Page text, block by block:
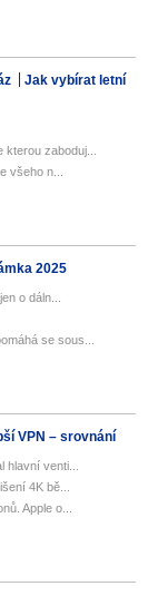
Jak vybírat letní
zaboduj...
všeho n...
2025
o dáln...
se sous...
VPN – srovnání
venti...
4K bě...
Apple o...